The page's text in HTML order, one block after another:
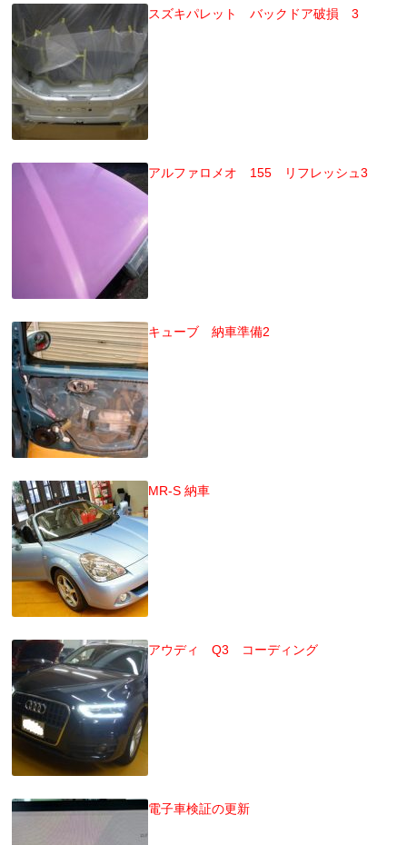
スズキパレット バックドア破損 3
アルファロメオ 155 リフレッシュ3
キューブ 納車準備2
MR-S 納車
アウディ Q3 コーディング
電子車検証の更新